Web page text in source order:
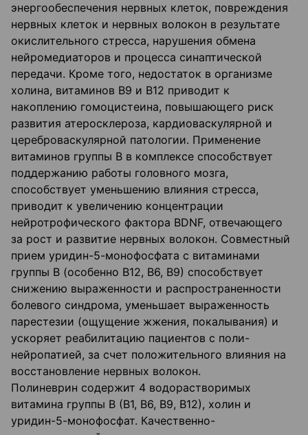
энергообеспечения нервных клеток, повреждения
нервных клеток и нервных волокон в результате
окислительного стресса, нарушения обмена
нейромедиаторов и процесса синаптической
передачи. Кроме того, недостаток в организме
холина, витаминов B9 и B12 приводит к
накоплению гомоцистеина, повышающего риск
развития атеросклероза, кардиоваскулярной и
цереброваскулярной патологии. Применение
витаминов группы В в комплексе способствует
поддержанию работы головного мозга,
способствует уменьшению влияния стресса,
приводит к увеличению концентрации
нейротрофического фактора BDNF, отвечающего
за рост и развитие нервных волокон. Совместный
прием уридин-5-монофосфата с витаминами
группы В (особенно B12, B6, В9) способствует
снижению выраженности и распространенности
болевого синдрома, уменьшает выраженность
парестезии (ощущение жжения, покалывания) и
ускоряет реабилитацию пациентов с поли-
нейропатией, за счет положительного влияния на
восстановление нервных волокон.
Полиневрин содержит 4 водорастворимых
витамина группы В (В1, В6, В9, В12), холин и
уридин-5-монофосфат. Качественно-